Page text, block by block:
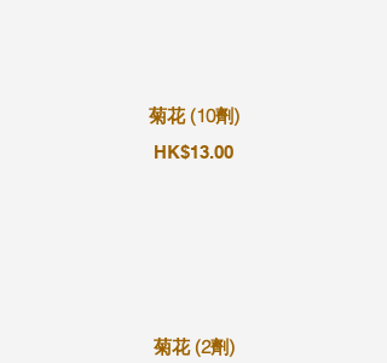
菊花 (10劑)
HK$13.00
菊花 (2劑)